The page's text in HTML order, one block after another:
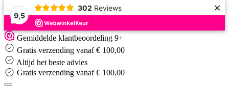
9,5
302 Reviews ×
Skip
to
content
Gemiddelde klantbeoordeling 9+
Gratis verzending vanaf € 100,00
Altijd het beste advies
Gratis verzending vanaf € 100,00